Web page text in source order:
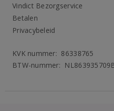
Vindict Bezorgservice
Betalen
Privacybeleid
KVK nummer: 86338765
BTW-nummer: